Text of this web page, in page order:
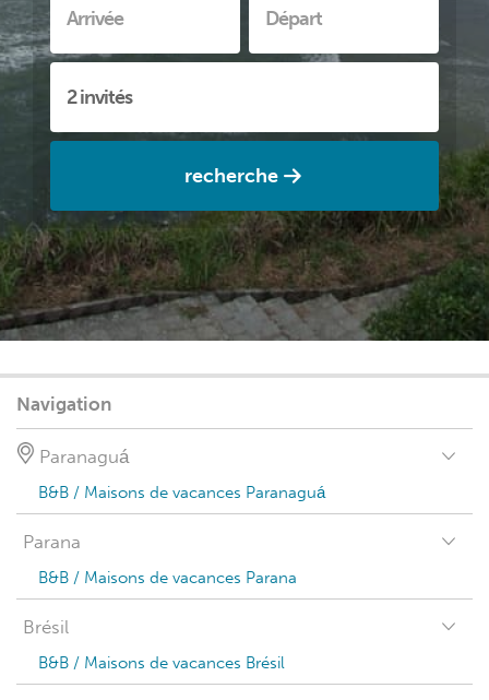
recherche
Navigation
Paranaguá
B&B / Maisons de vacances Paranaguá
Parana
B&B / Maisons de vacances Parana
Brésil
B&B / Maisons de vacances Brésil